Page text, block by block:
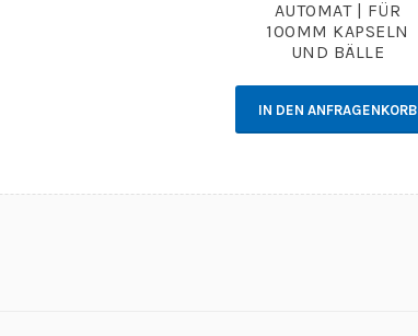
AUTOMAT | FÜR
100MM KAPSELN
UND BÄLLE
IN DEN ANFRAGENKORB